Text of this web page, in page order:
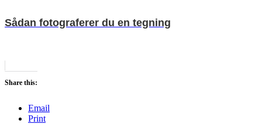
Sådan fotograferer du en tegning
Share this:
Email
Print